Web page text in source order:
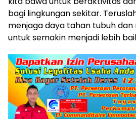
bagi lingkungan sekitar.
menjaga daya tahan tubuh
untuk semakin menjadi lebih